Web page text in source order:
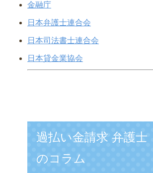
金融庁
日本弁護士連合会
日本司法書士連合会
日本貸金業協会
過払い金請求 弁護士
のコラム